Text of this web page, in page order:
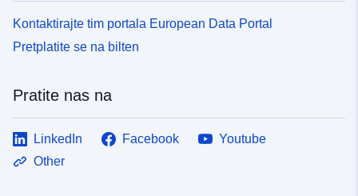
Kontaktirajte tim portala European Data Portal
Pretplatite se na bilten
Pratite nas na
LinkedIn Facebook
Youtube
Other